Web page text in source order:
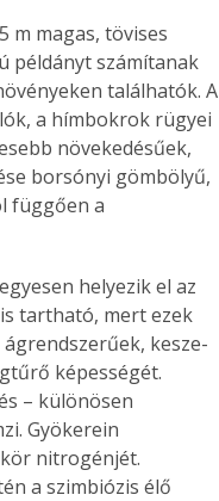
m magas, tövises
példányt számítanak
találhatók. A
a hímbokrok rügyei
növekedésűek,
borsónyi gömbölyű,
függően a
helyezik el az
tartható, mert ezek
kesze-
képességét.
– különösen
Gyökerein
nitrogénjét.
a szimbiózis élő